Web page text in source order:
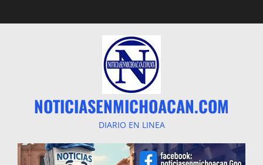
al
NOTICIASENMICHOACAN.COM
DIARIO EN LINEA